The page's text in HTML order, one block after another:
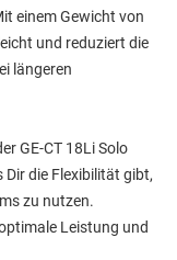
einem Gewicht von
und reduziert die
längeren
GE-CT 18Li Solo
die Flexibilität gibt,
zu nutzen.
Leistung und